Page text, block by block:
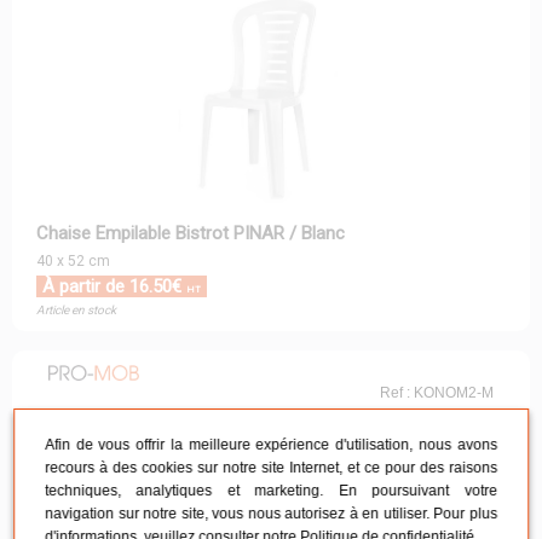
Chaise Empilable Bistrot PINAR / Blanc
40 x 52 cm
À partir de 16.50€ HT
Article en stock
Ref : KONOM2-M
Afin de vous offrir la meilleure expérience d'utilisation, nous avons
recours à des cookies sur notre site Internet, et ce pour des raisons
techniques, analytiques et marketing. En poursuivant votre
navigation sur notre site, vous nous autorisez à en utiliser. Pour plus